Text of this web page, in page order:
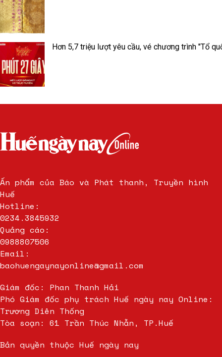
Hơn 5,7 triệu lượt yêu cầu, vé chương trình "Tổ
Ấn phẩm của Báo và Phát thanh, Truyền hình
Huế
Hotline:
0234.3845932
Quảng cáo:
0988807506
Email:
baohuengaynayonline@gmail.com
Giám đốc: Phan Thanh Hải
Phó Giám đốc phụ trách Huế ngày nay Online:
Trương Diên Thống
Tòa soạn: 61 Trần Thúc Nhẫn, TP.Huế
Bản quyền thuộc Huế ngày nay